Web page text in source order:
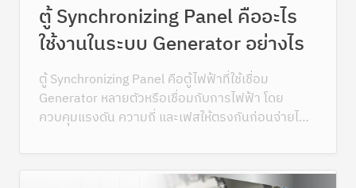
ตู้ Synchronizing Panel คืออะไร
ใช้งานในระบบ Generator อย่างไร
ตู้ Synchronizing Panel คือตู้ไฟฟ้าที่ใช้เชื่อม
Generator หลายตัวหรือเชื่อมกับการไฟฟ้า โดย
ควบคุมแรงดัน ความถี่ และเฟสให้ตรงกันก่อนจ่ายไฟ